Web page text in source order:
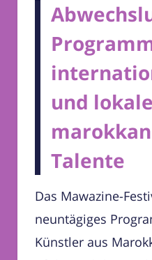
und lokale
Talente
Das Mawazine-
neuntägiges
Künstler aus